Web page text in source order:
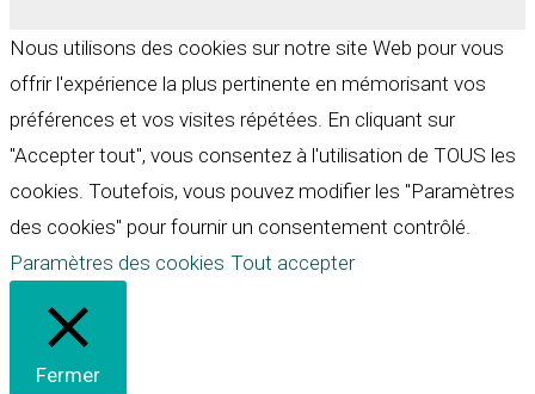
Nous utilisons des cookies sur notre site Web pour vous
offrir l'expérience la plus pertinente en mémorisant vos
préférences et vos visites répétées. En cliquant sur
"Accepter tout", vous consentez à l'utilisation de TOUS les
cookies. Toutefois, vous pouvez modifier les "Paramètres
des cookies" pour fournir un consentement contrôlé.
Paramètres des cookies Tout accepter
Fermer